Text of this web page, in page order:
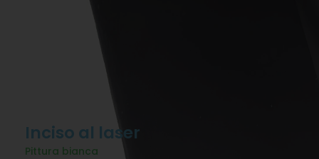
Inciso al laser
Pittura bianca